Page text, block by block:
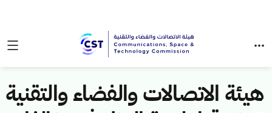
هيئة الاتصالات والفضاء والتقنية